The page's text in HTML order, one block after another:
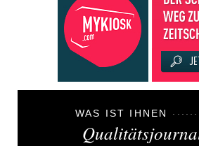
WAS IST IHNEN